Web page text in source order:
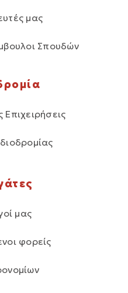
μας
Σπουδών
Επιχειρήσεις
μας
φορείς